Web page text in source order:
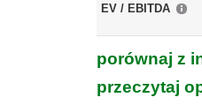
EV / EBITDA
porównaj z
przeczytaj